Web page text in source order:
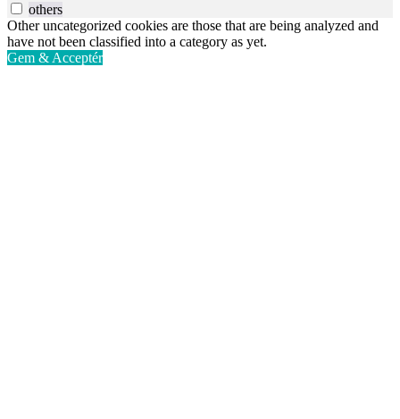
others
Other uncategorized cookies are those that are being analyzed and
have not been classified into a category as yet.
Gem & Acceptér